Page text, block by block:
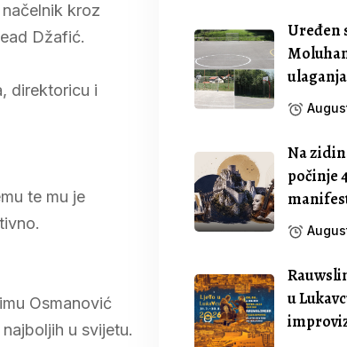
kroz
Džafić.
direktoricu i
te mu je
Osmanović
u svijetu.
Uređen
Na
počinje
u